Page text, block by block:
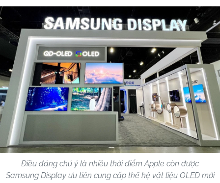
Điều đáng chú ý là nhiều thời điểm Apple còn được
Samsung Display ưu tiên cung cấp thế hệ vật liệu OLED mới